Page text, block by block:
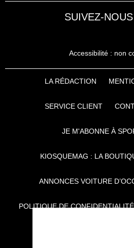
SUIVEZ-
Accessibilité : non
LA RÉDACTION
SERVICE CLIENT
JE M'ABONNE À
KIOSQUEMAG : LA
ANNONCES VOITURE
POLITIQUE DE CONFIDENTIALITÉ